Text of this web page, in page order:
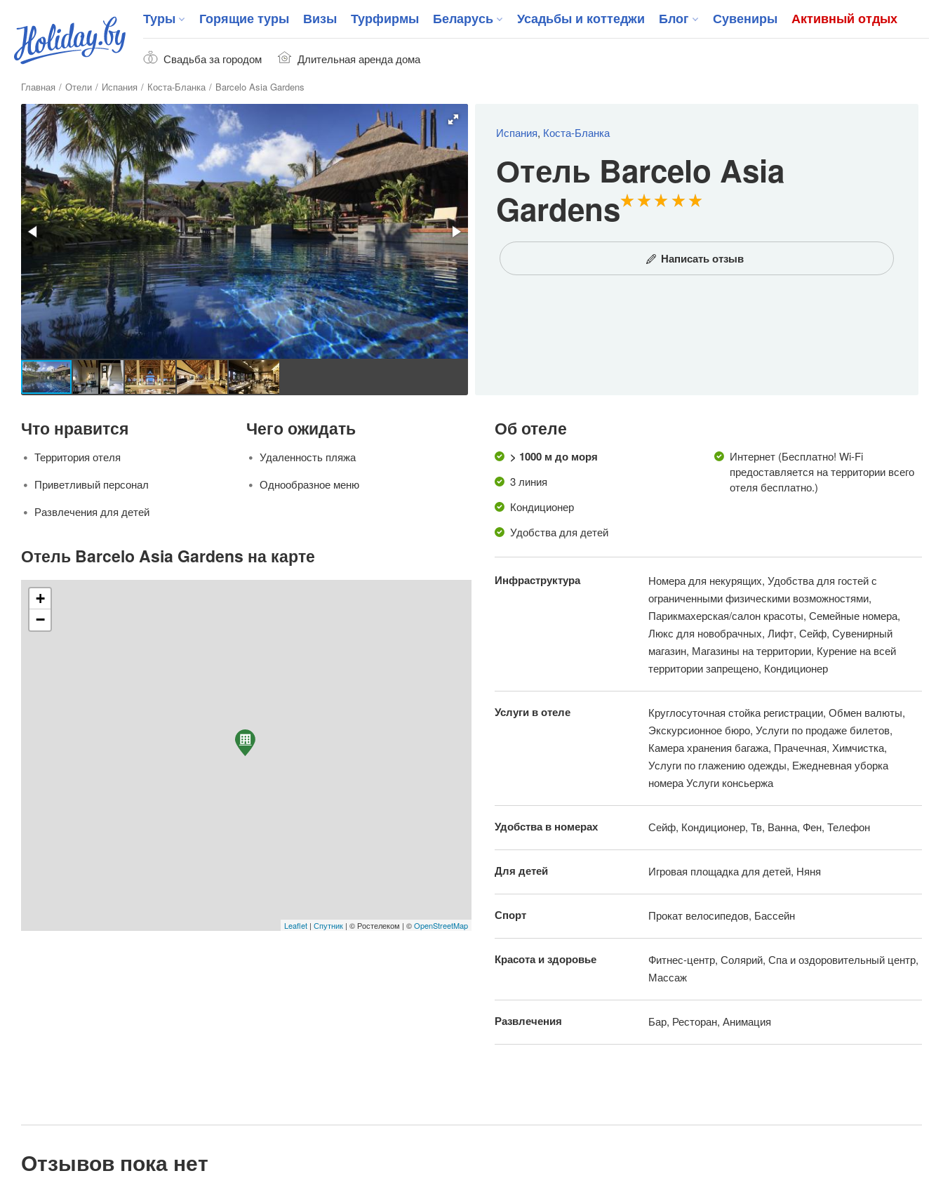
Свадьба за городом Длительная аренда дома
Туры Горящие туры Визы Турфирмы Беларусь Усадьбы и коттеджи Блог Сувениры Активный отдых
Главная Отели Испания Коста-Бланка Barcelo Asia Gardens
Испания, Коста-Бланка
Отель Barcelo Asia
Gardens
Написать отзыв
Что нравится
Территория отеля
Приветливый персонал
Развлечения для детей
Чего ожидать
Удаленность пляжа
Однообразное меню
Отель Barcelo Asia Gardens на карте
+
−
Leaflet | Спутник | © Ростелеком | ©OpenStreetMap
Об отеле
> 1000 м до моря
3 линия
Кондиционер
Удобства для детей
Интернет (Бесплатно! Wi-Fi
предоставляется на территории всего
отеля бесплатно.)
Инфраструктура
Номера для некурящих, Удобства для гостей с
ограниченными физическими возможностями,
Парикмахерская/салон красоты, Семейные номера,
Люкс для новобрачных, Лифт, Сейф, Сувенирный
магазин, Магазины на территории, Курение на всей
территории запрещено, Кондиционер
Услуги в отеле
Круглосуточная стойка регистрации, Обмен валюты,
Экскурсионное бюро, Услуги по продаже билетов,
Камера хранения багажа, Прачечная, Химчистка,
Услуги по глажению одежды, Ежедневная уборка
номера Услуги консьержа
Удобства в номерах Сейф, Кондиционер, Тв, Ванна, Фен, Телефон
Для детей Игровая площадка для детей, Няня
Спорт Прокат велосипедов, Бассейн
Красота и здоровье
Фитнес-центр, Солярий, Спа и оздоровительный центр,
Массаж
Развлечения Бар, Ресторан, Анимация
Отзывов пока нет